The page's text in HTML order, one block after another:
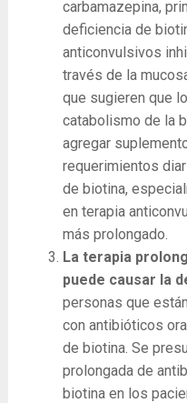
carbamazepina,
deficiencia de
anticonvulsivos
través de la
que sugieren que
catabolismo de la
agregar
requerimientos
de biotina,
en terapia
más prolongado.
La terapia
puede causar la
personas que
con antibióticos
de biotina. Se
prolongada de
biotina en los